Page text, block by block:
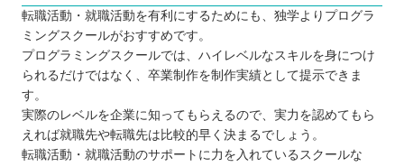
転職活動・就職活動を有利にするためにも、独学よりプログラ
ミングスクールがおすすめです。
プログラミングスクールでは、ハイレベルなスキルを身につけ
られるだけではなく、卒業制作を制作実績として提示できま
す。
実際のレベルを企業に知ってもらえるので、実力を認めてもら
えれば就職先や転職先は比較的早く決まるでしょう。
転職活動・就職活動のサポートに力を入れているスクールな